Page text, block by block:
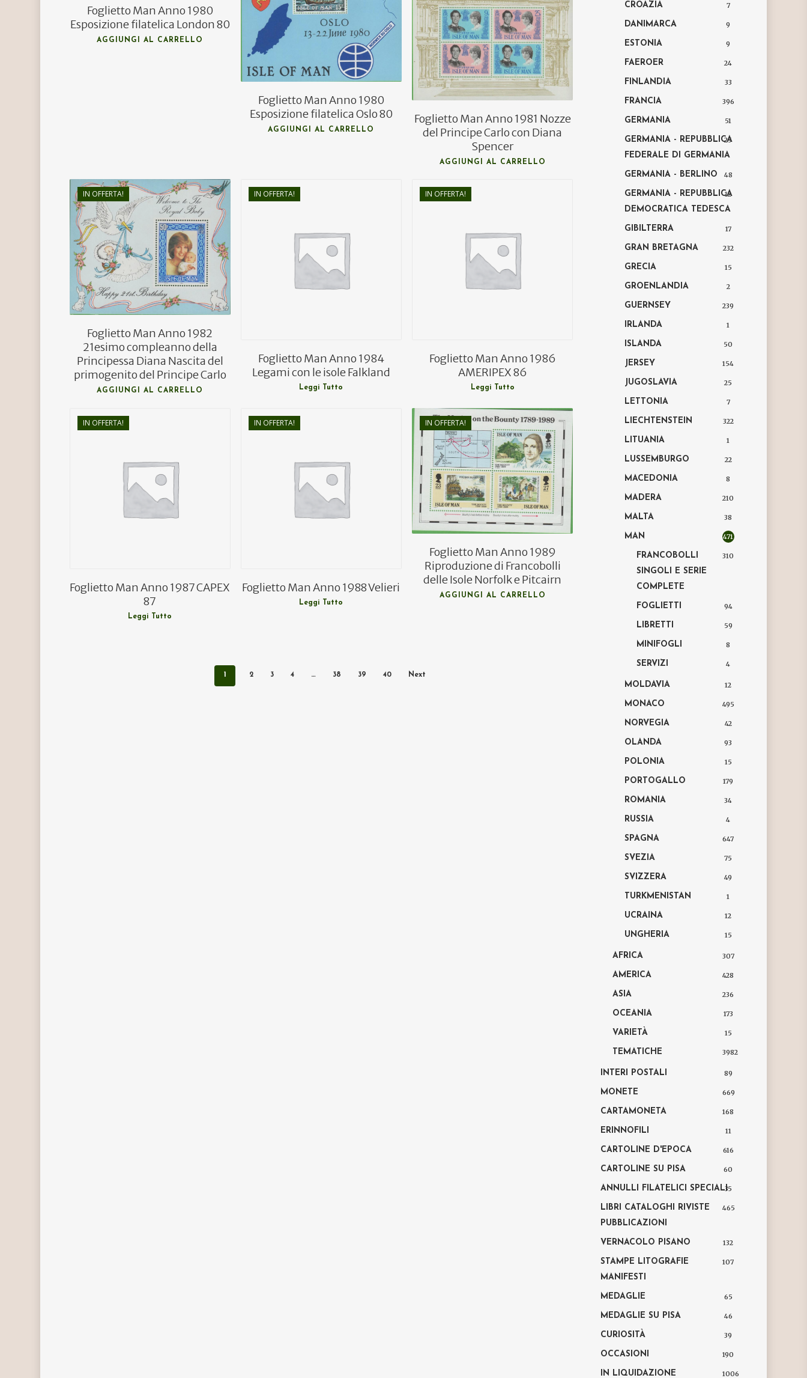
Foglietto Man Anno 1980
Esposizione filatelica London 80
AGGIUNGI AL CARRELLO
Foglietto Man Anno 1980
Esposizione filatelica Oslo 80
AGGIUNGI AL CARRELLO
Foglietto Man Anno 1981 Nozze
del Principe Carlo con Diana
Spencer
AGGIUNGI AL CARRELLO
IN OFFERTA!
5,00
3,00
Foglietto Man Anno 1982
21esimo compleanno della
Principessa Diana Nascita del
primogenito del Principe Carlo
AGGIUNGI AL CARRELLO
IN OFFERTA!
€5,00
€3,00
Foglietto Man Anno 1984
Legami con le isole Falkland
Leggi Tutto
IN OFFERTA!
€5,50
€3,30
Foglietto Man Anno 1986
AMERIPEX 86
Leggi Tutto
IN OFFERTA!
€9,00
€5,50
Foglietto Man Anno 1987 CAPEX
87
Leggi Tutto
IN OFFERTA!
€5,00
€3,00
Foglietto Man Anno 1988 Velieri
Leggi Tutto
IN OFFERTA!
€8,50
€5,00
Foglietto Man Anno 1989
Riproduzione di Francobolli
delle Isole Norfolk e Pitcairn
AGGIUNGI AL CARRELLO
1 2 3 4 … 38 39 40 Next
CROAZIA 7
DANIMARCA 9
ESTONIA 9
FAEROER 24
FINLANDIA 33
FRANCIA 396
GERMANIA 51
GERMANIA - REPUBBLICA
FEDERALE DI GERMANIA
25
GERMANIA - BERLINO 48
GERMANIA - REPUBBLICA
DEMOCRATICA TEDESCA
12
GIBILTERRA 17
GRAN BRETAGNA 232
GRECIA 15
GROENLANDIA 2
GUERNSEY 239
IRLANDA 1
ISLANDA 50
JERSEY 154
JUGOSLAVIA 25
LETTONIA 7
LIECHTENSTEIN 322
LITUANIA 1
LUSSEMBURGO 22
MACEDONIA 8
MADERA 210
MALTA 38
MAN 471
FRANCOBOLLI
SINGOLI E SERIE
COMPLETE
310
FOGLIETTI 94
LIBRETTI 59
MINIFOGLI 8
SERVIZI 4
MOLDAVIA 12
MONACO 495
NORVEGIA 42
OLANDA 93
POLONIA 15
PORTOGALLO 179
ROMANIA 34
RUSSIA 4
SPAGNA 647
SVEZIA 75
SVIZZERA 49
TURKMENISTAN 1
UCRAINA 12
UNGHERIA 15
AFRICA 307
AMERICA 428
ASIA 236
OCEANIA 173
VARIETÀ 15
TEMATICHE 3982
INTERI POSTALI 89
MONETE 669
CARTAMONETA 168
ERINNOFILI 11
CARTOLINE D'EPOCA 616
CARTOLINE SU PISA 60
ANNULLI FILATELICI SPECIALI35
LIBRI CATALOGHI RIVISTE
PUBBLICAZIONI
465
VERNACOLO PISANO 132
STAMPE LITOGRAFIE
MANIFESTI
107
MEDAGLIE 65
MEDAGLIE SU PISA 46
CURIOSITÀ 39
OCCASIONI 190
IN LIQUIDAZIONE 1006